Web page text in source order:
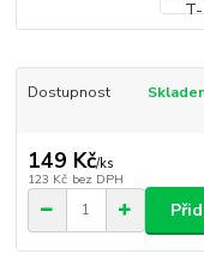
Dostupnost
149 Kč/ks
123 Kč bez DPH